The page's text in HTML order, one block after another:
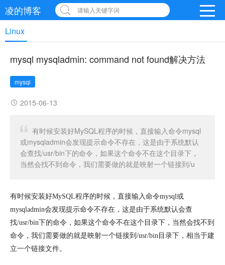
凌的博客 请输入关键字词
Linux
mysql mysqladmin: command not found解决方法
mysql
2015-06-13
有时候安装好MySQL程序的时候，直接输入命令mysql
或mysqladmin会发现提示命令不存在，这是由于系统默认
会查找/usr/bin下的命令，如果这个命令不在这个目录下，
当然会找不到命令，我们需要做的就是映射一个链接到/u
有时候安装好MySQL程序的时候，直接输入命令mysql或
mysqladmin会发现提示命令不存在，这是由于系统默认会查
找/usr/bin下的命令，如果这个命令不在这个目录下，当然会找不到
命令，我们需要做的就是映射一个链接到/usr/bin目录下，相当于建
立一个链接文件。